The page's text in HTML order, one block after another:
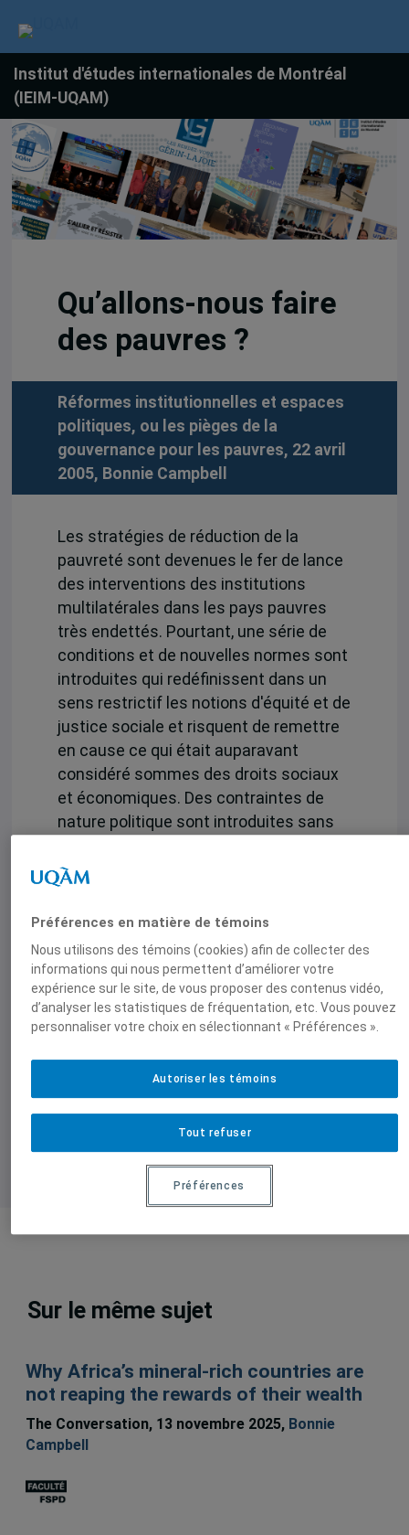
Institut d'études internationales de Montréal
(IEIM-UQAM)
Qu’allons-nous faire
des pauvres ?
Réformes institutionnelles et espaces
politiques, ou les pièges de la
gouvernance pour les pauvres, 22 avril
2005, Bonnie Campbell
Les stratégies de réduction de la
pauvreté sont devenues le fer de lance
des interventions des institutions
multilatérales dans les pays pauvres
très endettés. Pourtant, une série de
conditions et de nouvelles normes sont
introduites qui redéfinissent dans un
sens restrictif les notions d'équité et de
justice sociale et risquent de remettre
en cause ce qui était auparavant
considéré sommes des droits sociaux
et économiques. Des contraintes de
nature politique sont introduites sans
hauteur des besoins.
Campbell, Bonnie (dir.)(2005),
nous faire des pauvres ? Réformes
institutionnelles et espaces politiques, ou
les pièges de la gouvernance pour les
pauvres, L’Harmattan, 208 pages.
Sur le même sujet
Why Africa’s mineral-rich countries are
not reaping the rewards of their wealth
The Conversation, 13 novembre 2025, Bonnie
Campbell
Préférences en matière de témoins
Nous utilisons des témoins (cookies) afin de collecter des
informations qui nous permettent d’améliorer votre
expérience sur le site, de vous proposer des contenus vidéo,
d’analyser les statistiques de fréquentation, etc. Vous pouvez
personnaliser votre choix en sélectionnant « Préférences ».
Tout refuser
Autoriser les témoins
Préférences